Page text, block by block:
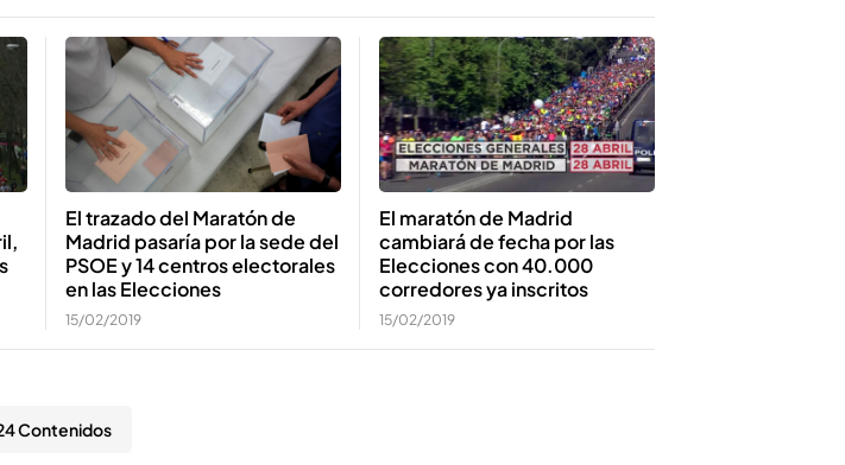
El trazado del Maratón de
Madrid pasaría por la sede del
PSOE y 14 centros electorales
en las Elecciones
15/02/2019
El maratón de Madrid
cambiará de fecha por las
Elecciones con 40.000
corredores ya inscritos
15/02/2019
Contenidos